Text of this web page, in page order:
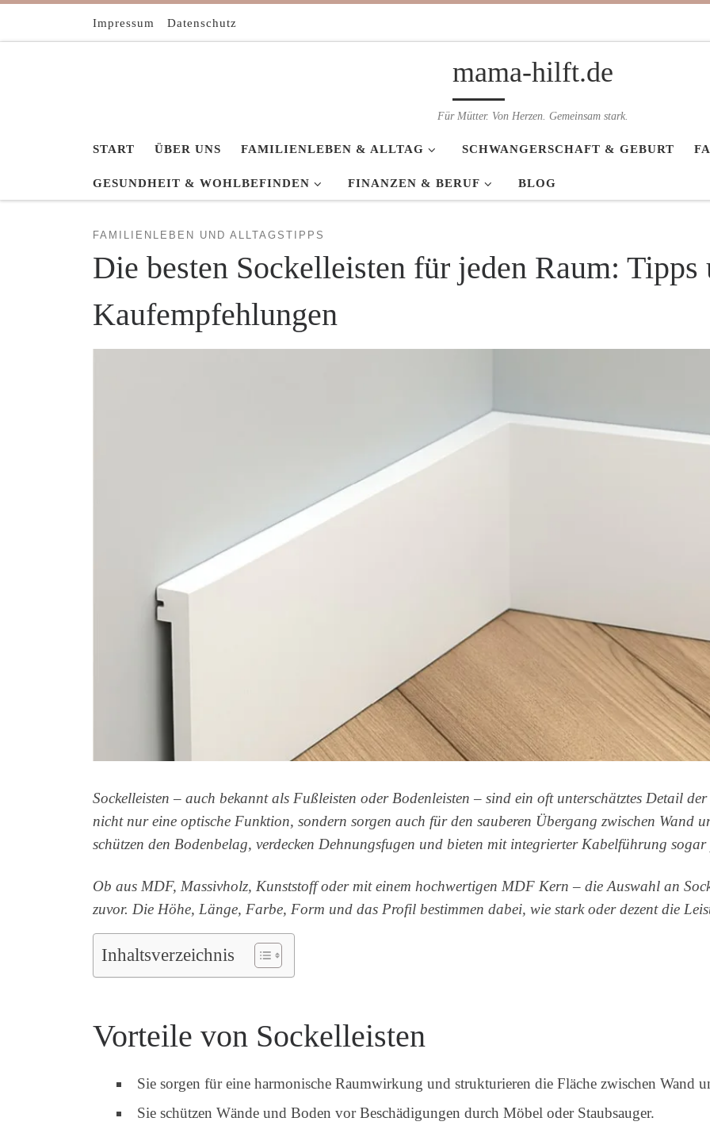
Zum Inhalt springen
Impressum Datenschutz
mama-hilft.de
Für Mütter. Von Herzen. Gemeinsam stark.
START ÜBER UNS FAMILIENLEBEN & ALLTAG SCHWANGERSCHAFT & GEBURT
GESUNDHEIT & WOHLBEFINDEN FINANZEN & BERUF BLOG
FAMILIENLEBEN UND ALLTAGSTIPPS
Die besten Sockelleisten für jeden Raum: Tipps
Kaufempfehlungen
Sockelleisten – auch bekannt als Fußleisten oder Bodenleisten – sind ein oft unterschätztes Detail
nicht nur eine optische Funktion, sondern sorgen auch für den sauberen Übergang zwischen Wand
schützen den Bodenbelag, verdecken Dehnungsfugen und bieten mit integrierter Kabelführung
Ob aus MDF, Massivholz, Kunststoff oder mit einem hochwertigen MDF Kern – die Auswahl an
zuvor. Die Höhe, Länge, Farbe, Form und das Profil bestimmen dabei, wie stark oder dezent die
Inhaltsverzeichnis
Vorteile von Sockelleisten
Sie sorgen für eine harmonische Raumwirkung und strukturieren die Fläche zwischen Wand
Sie schützen Wände und Boden vor Beschädigungen durch Möbel oder Staubsauger.